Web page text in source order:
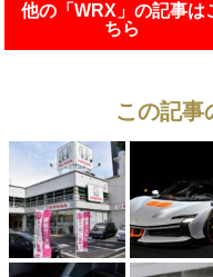
他の「WRX」の記事は
ちら
この記事